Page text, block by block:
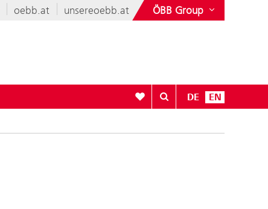
oebb.at unsereoebb.at ÖBB Group
To your wishlist
DE EN